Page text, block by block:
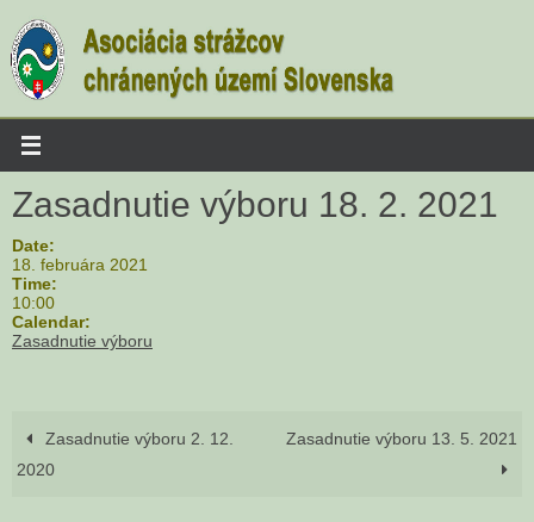
to
content
Zasadnutie výboru 18. 2. 2021
Date:
18. februára 2021
Time:
10:00
Calendar:
Zasadnutie výboru
Zasadnutie výboru 2. 12.
2020
Zasadnutie výboru 13. 5. 2021